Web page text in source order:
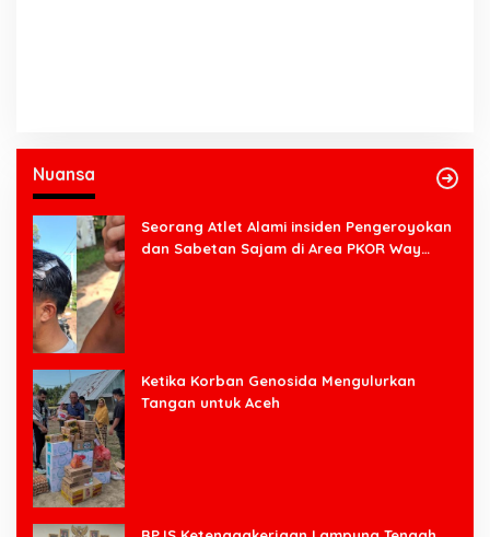
Nuansa
Seorang Atlet Alami insiden Pengeroyokan
dan Sabetan Sajam di Area PKOR Way
Ketika Korban Genosida Mengulurkan
Tangan untuk Aceh